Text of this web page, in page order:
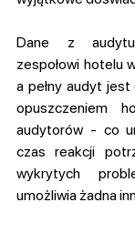
Dane z
zespołowi hotelu
a pełny audyt
opuszczeniem
audytorów - co
czas reakcji
wykrytych
umożliwia żadna